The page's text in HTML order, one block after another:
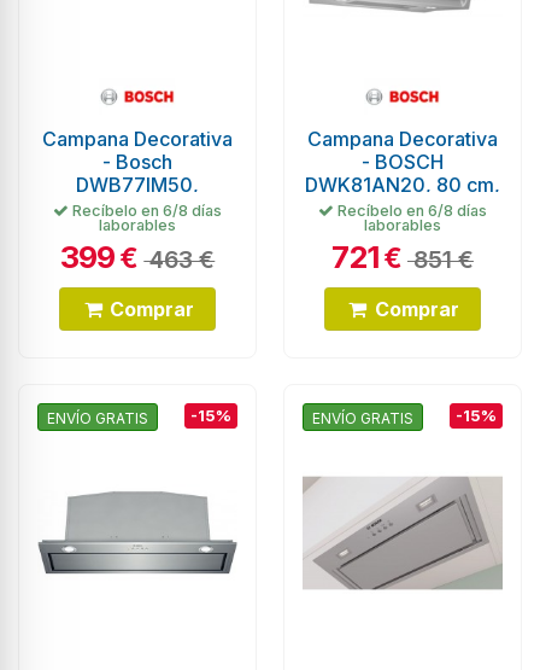
Campana Decorativa
- Bosch
DWB77IM50,
Eficiencia B, Acero
Inoxidable, T-
Invertida
Recíbelo en 6/8 días
laborables
399€ 463 €
Comprar
Campana Decorativa
- BOSCH
DWK81AN20, 80 cm,
Cristal Blanco
Recíbelo en 6/8 días
laborables
721€ 851 €
Comprar
ENVÍO GRATIS -15% ENVÍO GRATIS -15%